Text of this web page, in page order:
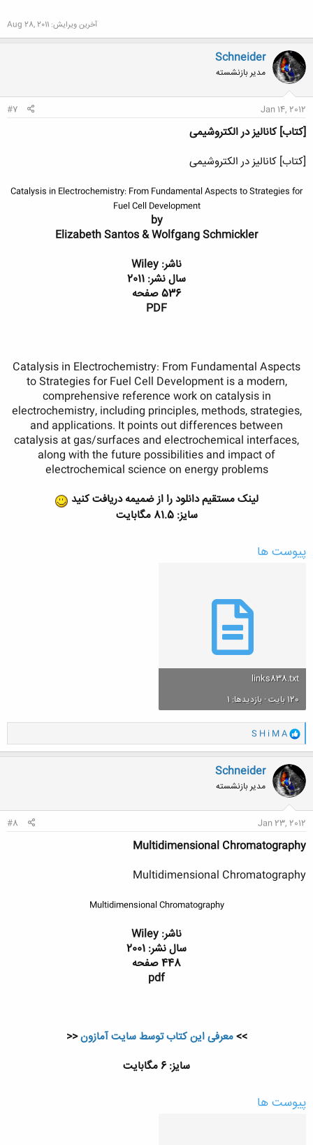
آخرین ویرایش: Aug 28, 2011
Schneider
مدیر بازنشسته
Jan 14, 2012
#7
[کتاب] کانالیز در الکتروشیمی
[کتاب] کانالیز در الکتروشیمی
Catalysis in Electrochemistry: From Fundamental Aspects to Strategies for
Fuel Cell Development
by
Elizabeth Santos & Wolfgang Schmickler
ناشر: Wiley
سال نشر: 2011
536 صفحه
PDF
Catalysis in Electrochemistry: From Fundamental Aspects
to Strategies for Fuel Cell Development is a modern,
comprehensive reference work on catalysis in
electrochemistry, including principles, methods, strategies,
and applications. It points out differences between
catalysis at gas/surfaces and electrochemical interfaces,
along with the future possibilities and impact of
electrochemical science on energy problems
لینک مستقیم دانلود را از ضمیمه دریافت کنید
سایز: 81.5 مگابایت
پیوست ها
links838.txt
120 بایت · بازدیدها: 1
و
ا
ک
ن
ش
ه
ا
S H i M A
Schneider
مدیر بازنشسته
Jan 23, 2012
#8
Multidimensional Chromatography
Multidimensional Chromatography
Multidimensional Chromatography
ناشر: Wiley
سال نشر: 2001
448 صفحه
pdf
>>معرفی این کتاب توسط سایت آمازون<<
سایز: 6 مگابایت
پیوست ها